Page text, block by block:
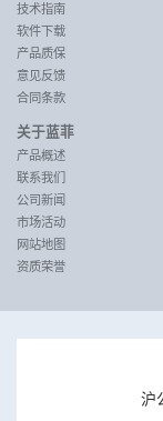
技术指南
软件下载
产品质保
意见反馈
合同条款
关于蓝菲
产品概述
联系我们
公司新闻
市场活动
网站地图
资质荣誉
沪